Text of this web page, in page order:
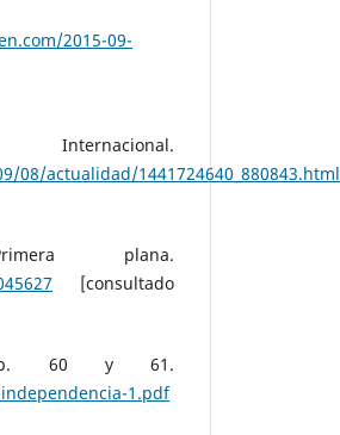
2015-09-
actualidad/1441724640_880843.html
plana.
[consultado
pp. 60 y 61.
1.pdf